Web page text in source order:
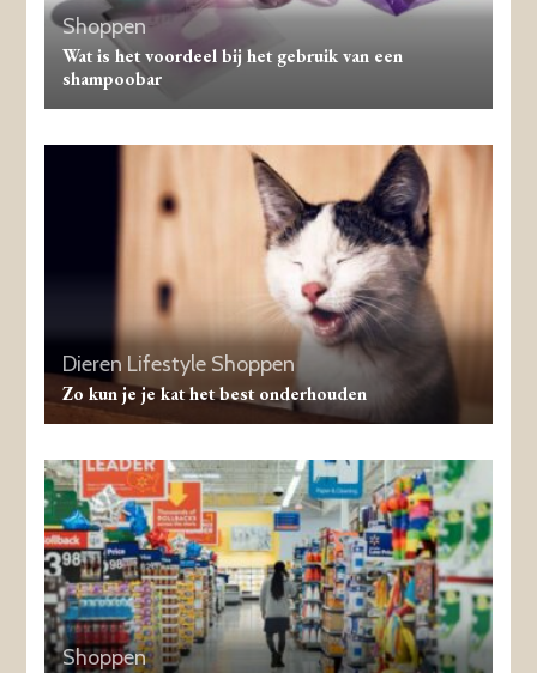
Shoppen
Wat is het voordeel bij het gebruik van een
shampoobar
Dieren Lifestyle Shoppen
Zo kun je je kat het best onderhouden
Shoppen